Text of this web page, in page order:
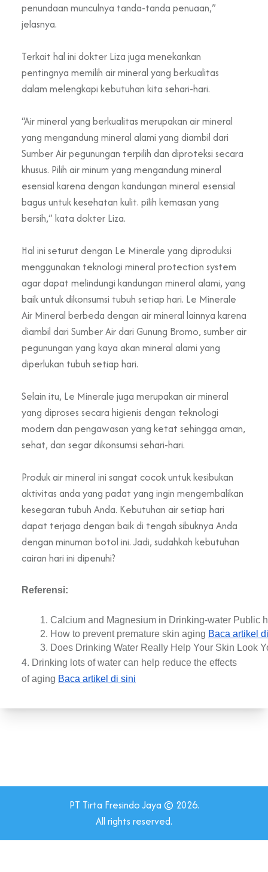
penundaan munculnya tanda-tanda penuaan,”
jelasnya.
Terkait hal ini dokter Liza juga menekankan
pentingnya memilih air mineral yang berkualitas
dalam melengkapi kebutuhan kita sehari-hari.
“Air mineral yang berkualitas merupakan air mineral
yang mengandung mineral alami yang diambil dari
Sumber Air pegunungan terpilih dan diproteksi secara
khusus. Pilih air minum yang mengandung mineral
esensial karena dengan kandungan mineral esensial
bagus untuk kesehatan kulit. pilih kemasan yang
bersih,” kata dokter Liza.
Hal ini seturut dengan Le Minerale yang diproduksi
menggunakan teknologi mineral protection system
agar dapat melindungi kandungan mineral alami, yang
baik untuk dikonsumsi tubuh setiap hari. Le Minerale
Air Mineral berbeda dengan air mineral lainnya karena
diambil dari Sumber Air dari Gunung Bromo, sumber air
pegunungan yang kaya akan mineral alami yang
diperlukan tubuh setiap hari.
Selain itu, Le Minerale juga merupakan air mineral
yang diproses secara higienis dengan teknologi
modern dan pengawasan yang ketat sehingga aman,
sehat, dan segar dikonsumsi sehari-hari.
Produk air mineral ini sangat cocok untuk kesibukan
aktivitas anda yang padat yang ingin mengembalikan
kesegaran tubuh Anda. Kebutuhan air setiap hari
dapat terjaga dengan baik di tengah sibuknya Anda
dengan minuman botol ini. Jadi, sudahkah kebutuhan
cairan hari ini dipenuhi?
Referensi:
Calcium and Magnesium in Drinking-water Public
How to prevent premature skin aging Baca artikel
Does Drinking Water Really Help Your Skin Look
4. Drinking lots of water can help reduce the effects
of aging Baca artikel di sini
PT Tirta Fresindo Jaya © 2026.
All rights reserved.